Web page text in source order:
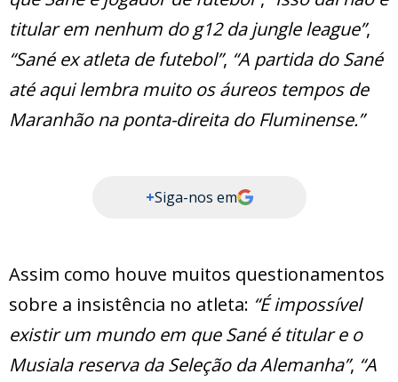
titular em nenhum do g12 da jungle league”,
“Sané ex atleta de futebol”, “A partida do Sané
até aqui lembra muito os áureos tempos de
Maranhão na ponta-direita do Fluminense.”
+Siga-nos em
Assim como houve muitos questionamentos
sobre a insistência no atleta: “É impossível
existir um mundo em que Sané é titular e o
Musiala reserva da Seleção da Alemanha”, “A